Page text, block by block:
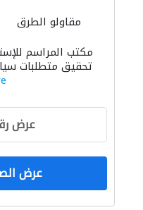
مقاولو الطرق
المساحيين
مقاولون
مكتب المراسم
تحقيق متطلبات
عرض
عرض